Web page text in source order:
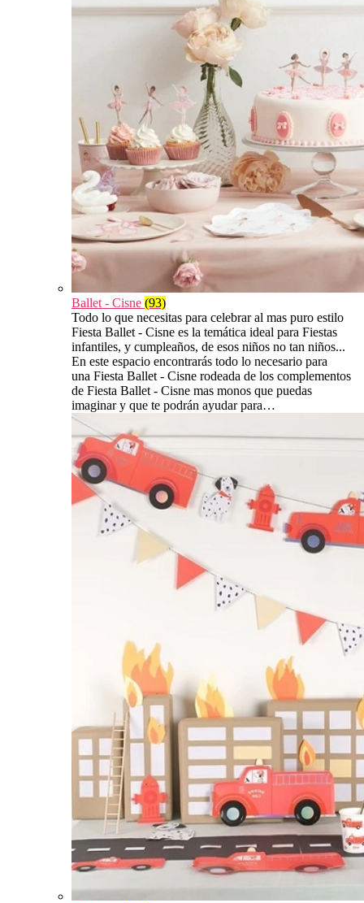
Ballet - Cisne (93)
Todo lo que necesitas para celebrar al mas puro estilo
Fiesta Ballet - Cisne es la temática ideal para Fiestas
infantiles, y cumpleaños, de esos niños no tan niños...
En este espacio encontrarás todo lo necesario para
una Fiesta Ballet - Cisne rodeada de los complementos
de Fiesta Ballet - Cisne mas monos que puedas
imaginar y que te podrán ayudar para…